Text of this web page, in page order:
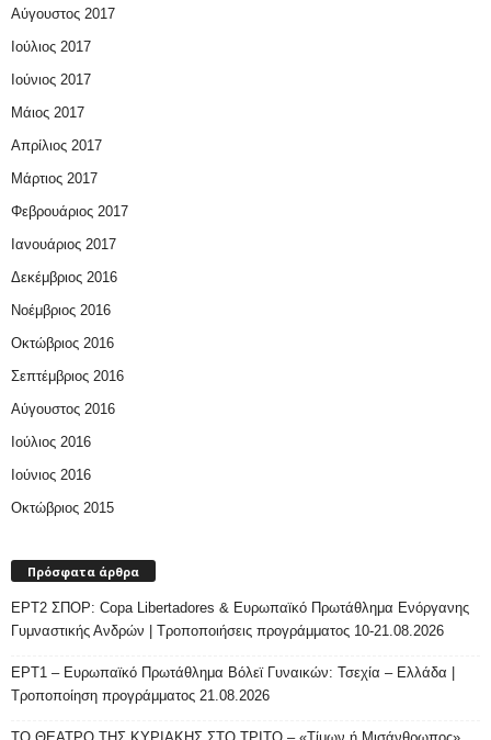
Αύγουστος 2017
Ιούλιος 2017
Ιούνιος 2017
Μάιος 2017
Απρίλιος 2017
Μάρτιος 2017
Φεβρουάριος 2017
Ιανουάριος 2017
Δεκέμβριος 2016
Νοέμβριος 2016
Οκτώβριος 2016
Σεπτέμβριος 2016
Αύγουστος 2016
Ιούλιος 2016
Ιούνιος 2016
Οκτώβριος 2015
Πρόσφατα άρθρα
ΕΡΤ2 ΣΠΟΡ: Copa Libertadores & Ευρωπαϊκό Πρωτάθλημα Ενόργανης
Γυμναστικής Ανδρών | Τροποποιήσεις προγράμματος 10-21.08.2026
ΕΡΤ1 – Ευρωπαϊκό Πρωτάθλημα Βόλεϊ Γυναικών: Τσεχία – Ελλάδα |
Τροποποίηση προγράμματος 21.08.2026